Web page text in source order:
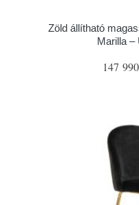
Zöld állítható
Marilla –
147